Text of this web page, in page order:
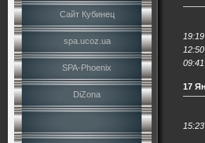
Сайт Кубинец
spa.ucoz.ua
SPA-Phoenix
DiZona
19:19
12:50
09:41
17
15:23